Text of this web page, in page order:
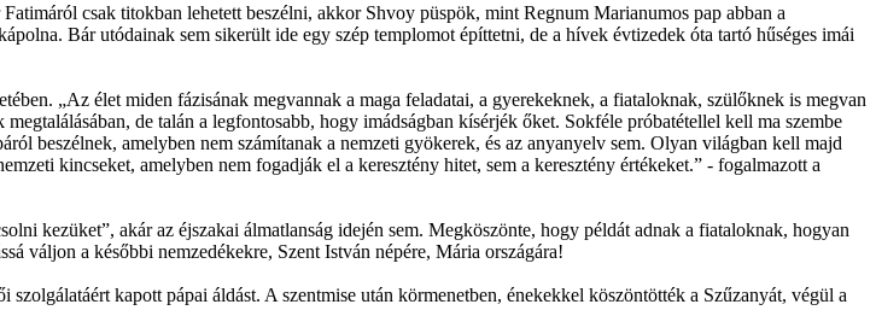
csak titokban lehetett beszélni, akkor Shvoy püspök, mint Regnum Marianumos pap abban a
Bár utódainak sem sikerült ide egy szép templomot építtetni, de a hívek évtizedek óta tartó hűséges imái
„Az élet miden fázisának megvannak a maga feladatai, a gyerekeknek, a fiataloknak, szülőknek is megvan
de talán a legfontosabb, hogy imádságban kísérjék őket. Sokféle próbatétellel kell ma szembe
beszélnek, amelyben nem számítanak a nemzeti gyökerek, és az anyanyelv sem. Olyan világban kell majd
kincseket, amelyben nem fogadják el a keresztény hitet, sem a keresztény értékeket.” - fogalmazott a
kezüket”, akár az éjszakai álmatlanság idején sem. Megköszönte, hogy példát adnak a fiataloknak, hogyan
váljon a későbbi nemzedékekre, Szent István népére, Mária országára!
kapott pápai áldást. A szentmise után körmenetben, énekekkel köszöntötték a Szűzanyát, végül a